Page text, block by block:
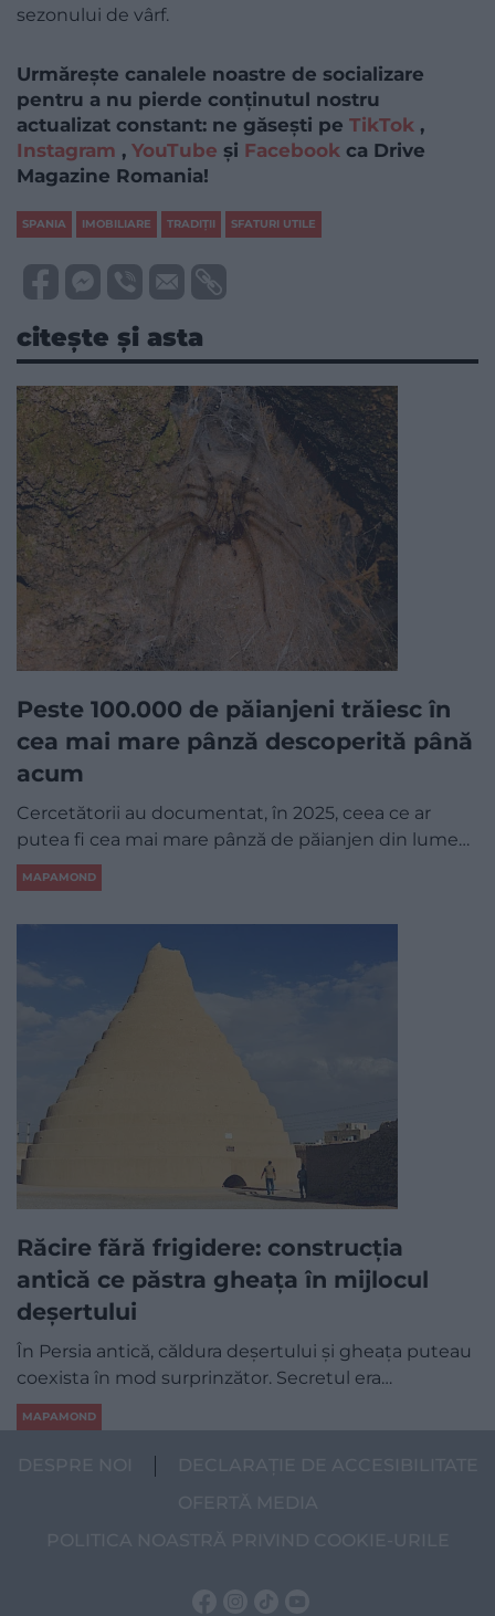
sezonului de vârf.
Urmărește canalele noastre de socializare
pentru a nu pierde conținutul nostru
actualizat constant: ne găsești pe TikTok ,
Instagram , YouTube și Facebook ca Drive
Magazine Romania!
SPANIA IMOBILIARE TRADIŢII SFATURI UTILE
citește și asta
Peste 100.000 de păianjeni trăiesc în
cea mai mare pânză descoperită până
acum
Cercetătorii au documentat, în 2025, ceea ce ar
putea fi cea mai mare pânză de păianjen din lume…
MAPAMOND
Răcire fără frigidere: construcția
antică ce păstra gheața în mijlocul
deșertului
În Persia antică, căldura deșertului și gheața puteau
coexista în mod surprinzător. Secretul era…
MAPAMOND